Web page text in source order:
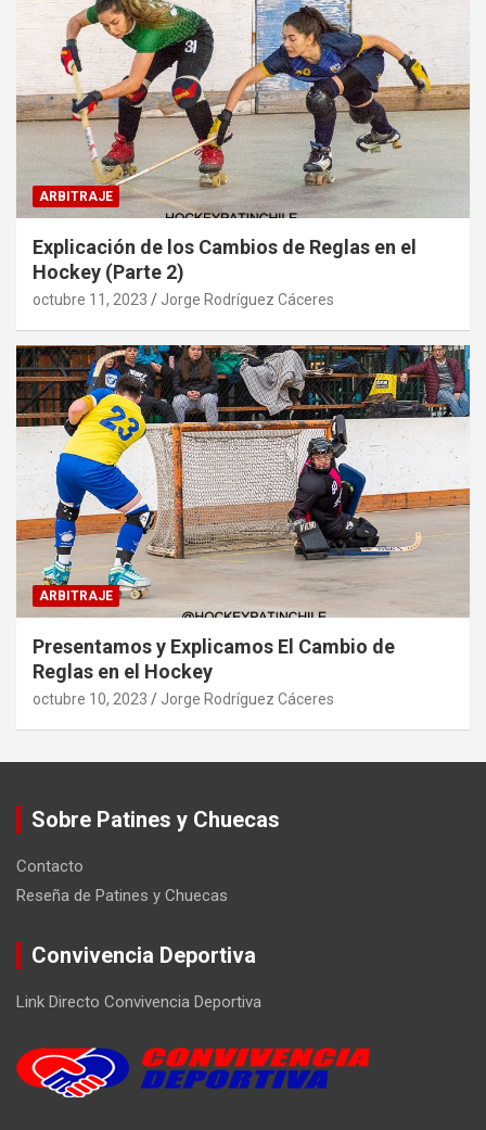
ARBITRAJE
Explicación de los Cambios de Reglas en el
Hockey (Parte 2)
octubre 11, 2023 Jorge Rodríguez Cáceres
ARBITRAJE
Presentamos y Explicamos El Cambio de
Reglas en el Hockey
octubre 10, 2023 Jorge Rodríguez Cáceres
Sobre Patines y Chuecas
Contacto
Reseña de Patines y Chuecas
Convivencia Deportiva
Link Directo Convivencia Deportiva